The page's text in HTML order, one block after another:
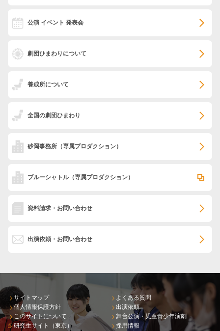
公演 イベント 発表会
劇団ひまわりについて
養成所について
全国の劇団ひまわり
砂岡事務所 （専属プロダクション）
ブルーシャトル（専属プロダクション）
資料請求・お問い合わせ
出演依頼・お問い合わせ
サイトマップ
個人情報保護方針
このサイトについて
研究生サイト（東京）
よくある質問
出演依頼
舞台公演・児童青少年演劇
採用情報